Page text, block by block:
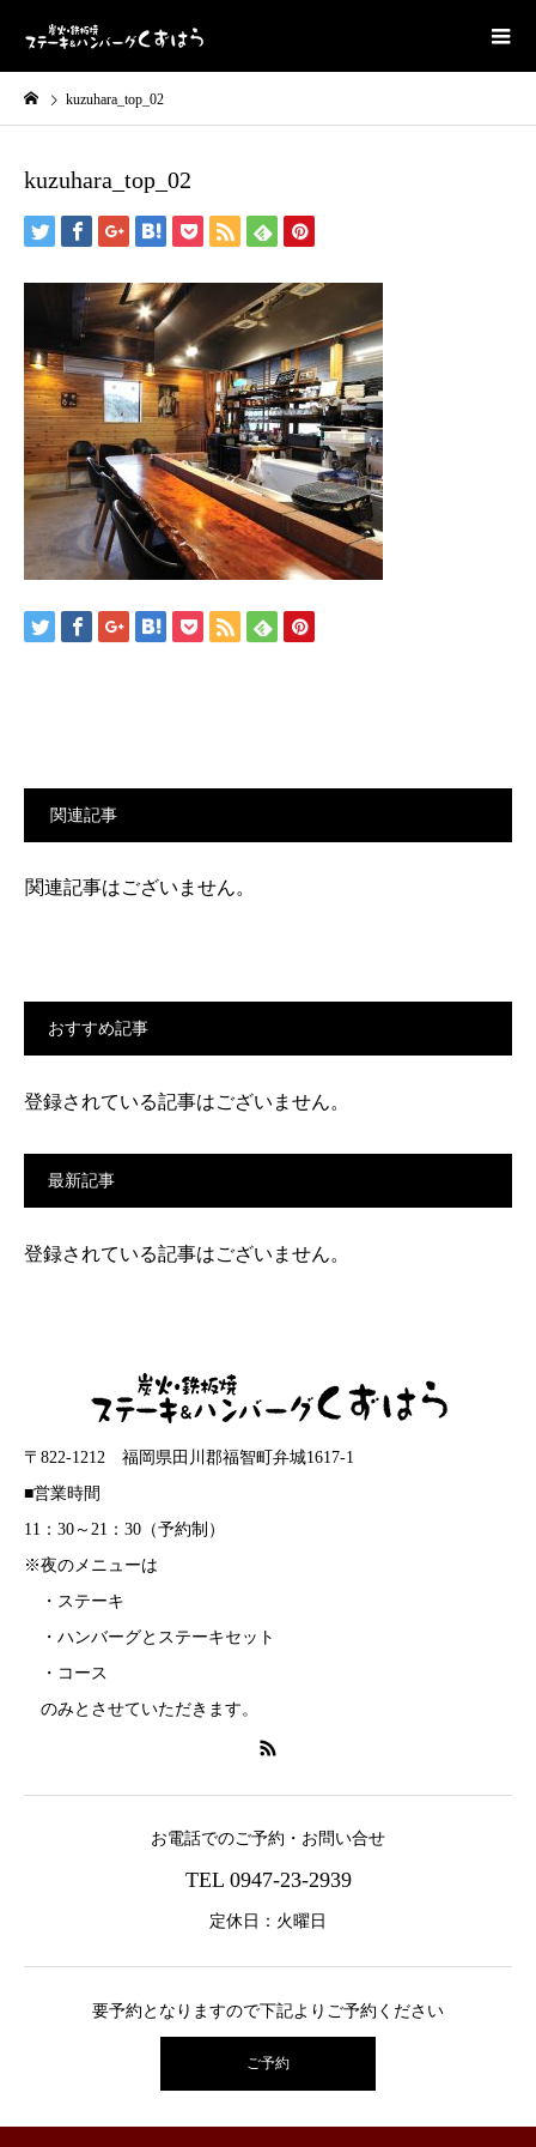
kuzuhara_top_02
kuzuhara_top_02
関連記事
関連記事はございません。
おすすめ記事
登録されている記事はございません。
最新記事
登録されている記事はございません。
〒822-1212 福岡県田川郡福智町弁城1617-1
■営業時間
11：30～21：30（予約制）
※夜のメニューは
・ステーキ
・ハンバーグとステーキセット
・コース
のみとさせていただきます。
お電話でのご予約・お問い合せ
TEL 0947-23-2939
定休日：火曜日
要予約となりますので下記よりご予約ください
ご予約